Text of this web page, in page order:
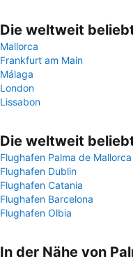
Die weltweit
Mallorca
Frankfurt am Main
Málaga
London
Lissabon
Die weltweit
Flughafen Palma de Mallorca
Flughafen Dublin
Flughafen Catania
Flughafen Barcelona
Flughafen Olbia
In der Nähe von